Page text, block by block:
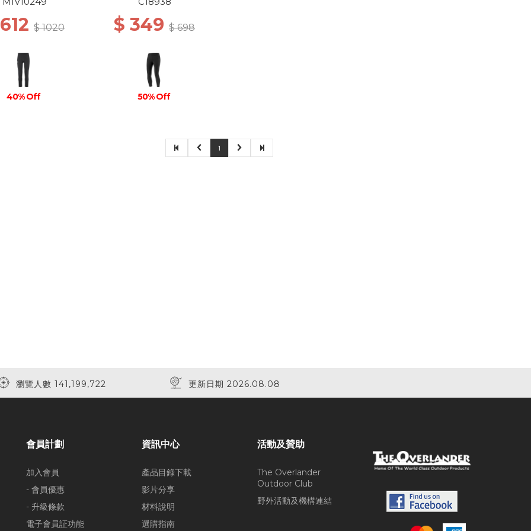
$ 1020
40% Off
$ 349$ 698
50% Off
1
瀏覽人數 141,199,722 更新日期 2026.08.08
會員計劃
加入會員
- 會員優惠
- 升級條款
電子會員証功能
資訊中心
產品目錄下載
影片分享
材料說明
選購指南
活動及贊助
The Overlander
Outdoor Club
野外活動及機構連結